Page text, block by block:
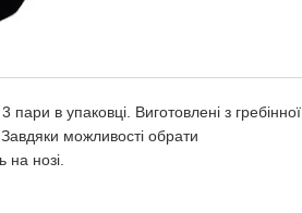
в упаковці. Виготовлені з гребінної
можливості обрати
на нозі.